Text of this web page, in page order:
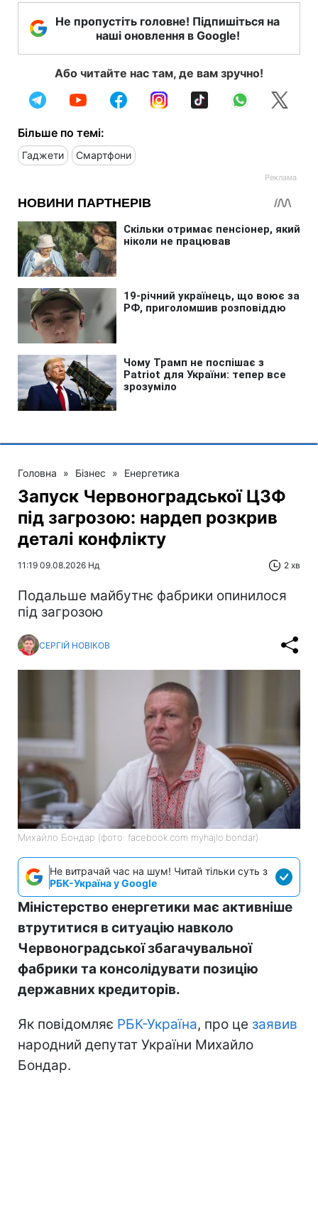
Не пропустіть головне! Підпишіться на
наші оновлення в Google!
Або читайте нас там, де вам зручно!
Більше по темі:
Гаджети Смартфони
Головна » Бізнес » Енергетика
Запуск Червоноградської ЦЗФ
під загрозою: нардеп розкрив
деталі конфлікту
11:19 09.08.2026 Нд 2 хв
Подальше майбутнє фабрики опинилося
під загрозою
СЕРГІЙ НОВІКОВ
Михайло Бондар (фото: facebook.com myhajlo.bondar)
Не витрачай час на шум! Читай тільки суть з
РБК-Україна у Google
Міністерство енергетики має активніше
втрутитися в ситуацію навколо
Червоноградської збагачувальної
фабрики та консолідувати позицію
державних кредиторів.
Як повідомляє РБК-Україна, про це заявив
народний депутат України Михайло
Бондар.